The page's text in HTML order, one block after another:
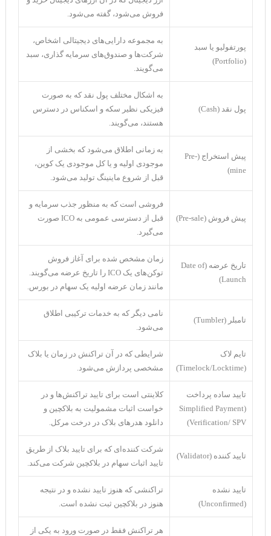
فروش می‌شود، گفته می‌شود.
پورتفولیو یا سبد
(Portfolio)
به مجموعه دارایی‌های دیجیتالی اشخاص،
شرکت‌ها و صندوق‌های سرمایه گذاری، سبد
می‌گویند.
پول نقد (Cash)
به اشکال مختلف پول نقد که به صورت
فیزیکی نظیر سکه و اسکناس در دسترس
هستند، می‌گویند.
پیش استخراج (Pre-
mine)
به زمانی اطلاق می‌شود که بخشی از
موجودی اولیه و یا کل موجودی یک کوین،
قبل از شروع ماینینگ تولید می‌شود.
پیش فروش (Pre-sale)
فروشی است که به منظور جذب سرمایه و
قبل از دسترسی عمومی به ICO صورت
می‌گیرد.
تاریخ عرضه (Date of
Launch)
زمان مشخص شده برای آغاز فروش
توکن‌های یک ICO را تاریخ عرضه می‌گویند.
مانند زمان عرضه اولیه یک سهام در بورس.
تامبلر (Tumbler)
نامی دیگر که به خدمات ترکیبی اطلاق
می‌شود.
تایم لاک
(Timelock/Locktime)
شرایطی که در آن تراکنش در زمان یا بلاک
مشخصی پردازش می‌شود.
تایید ساده پرداخت
(Simplified Payment
Verification/ SPV)
کلاینتی است برای تایید تراکنش‌ها و در
خواست اثبات مشمولیت به بلاکچین و
دانلود هدر‌های بلاک در درخت مرکل.
تایید کننده (Validator)
شرکت کننده‌ای که برای تایید بلاک از طریق
تایید اثبات سهام در بلاکچین شرکت می‌کند.
تایید نشده
(Unconfirmed)
تراکنشی که هنوز تایید نشده و در نتیجه
هنوز در بلاکچین ثبت نشده است.
هر تراکنش فقط در صورت ورود به یکی از